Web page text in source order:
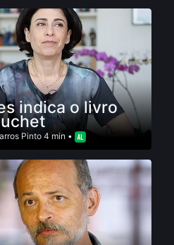
indica o livro
Pinto4 min •